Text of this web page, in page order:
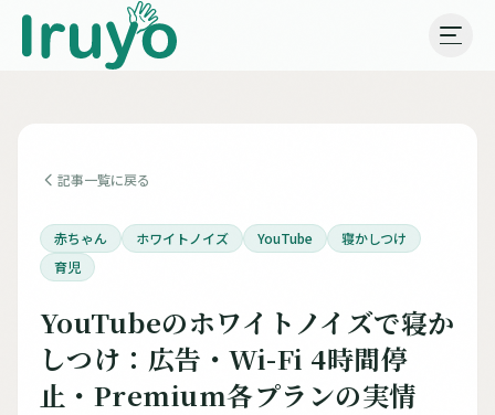
記事一覧に戻る
赤ちゃん ホワイトノイズ YouTube
寝かしつけ
育児
YouTubeのホワイトノイズで寝か
しつけ：広告・Wi-Fi 4時間停
止・Premium各プランの実情